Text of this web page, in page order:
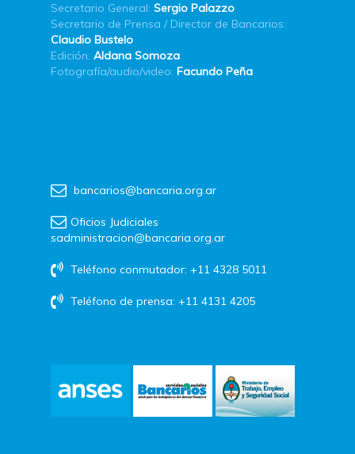
Secretario General: Sergio Palazzo
Secretario de Prensa / Director de Bancarios:
Claudio Bustelo
Edición: Aldana Somoza
Fotografía/audio/video: Facundo Peña
bancarios@bancaria.org.ar
Oficios Judiciales
sadministracion@bancaria.org.ar
Teléfono conmutador: +11 4328 5011
Teléfono de prensa: +11 4131 4205